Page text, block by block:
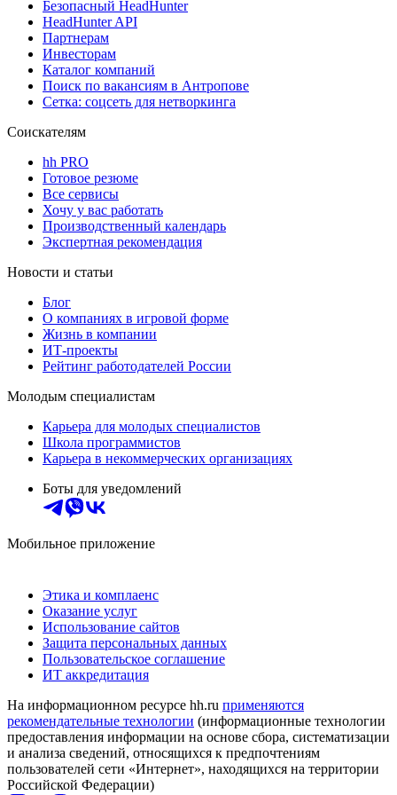
Безопасный HeadHunter
HeadHunter API
Партнерам
Инвесторам
Каталог компаний
Поиск по вакансиям в Антропове
Сетка: соцсеть для нетворкинга
Соискателям
hh PRO
Готовое резюме
Все сервисы
Хочу у вас работать
Производственный календарь
Экспертная рекомендация
Новости и статьи
Блог
О компаниях в игровой форме
Жизнь в компании
ИТ-проекты
Рейтинг работодателей России
Молодым специалистам
Карьера для молодых специалистов
Школа программистов
Карьера в некоммерческих организациях
Боты для уведомлений
Мобильное приложение
Этика и комплаенс
Оказание услуг
Использование сайтов
Защита персональных данных
Пользовательское соглашение
ИТ аккредитация
На информационном ресурсе hh.ru применяются
рекомендательные технологии (информационные технологии
предоставления информации на основе сбора, систематизации
и анализа сведений, относящихся к предпочтениям
пользователей сети «Интернет», находящихся на территории
Российской Федерации)